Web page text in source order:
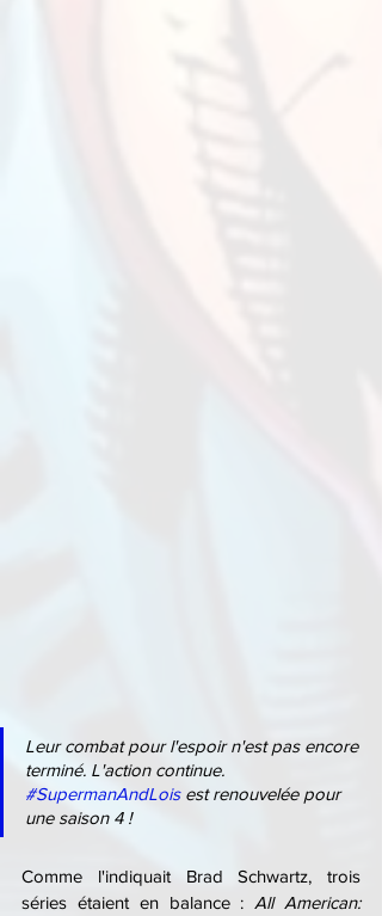
Leur combat pour l'espoir n'est pas encore
terminé. L'action continue.
#SupermanAndLois est renouvelée pour
une saison 4 !
Comme l'indiquait Brad Schwartz, trois
séries étaient en balance : All American: